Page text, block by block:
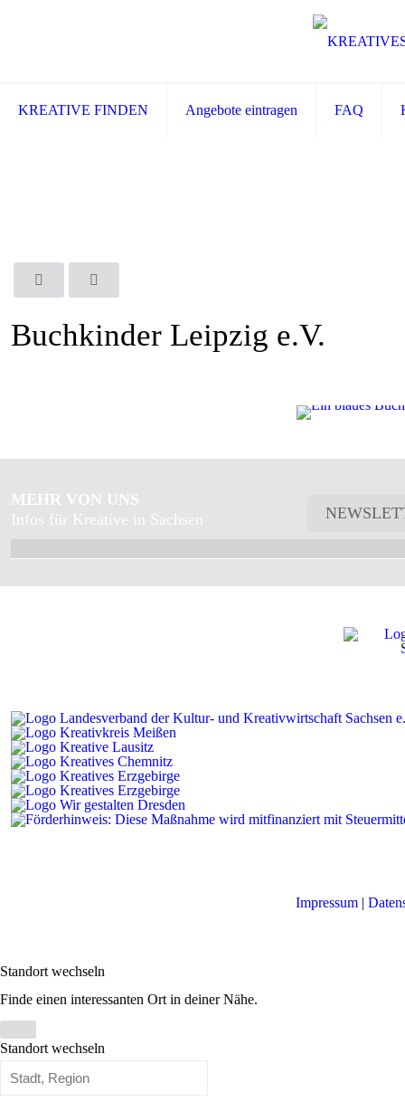
KREATIVE FINDEN Angebote eintragen FAQ
Buchkinder Leipzig e.V.
MEHR VON UNS
Infos für Kreative in Sachsen
Impressum |
Standort wechseln
Finde einen interessanten Ort in deiner Nähe.
Standort wechseln